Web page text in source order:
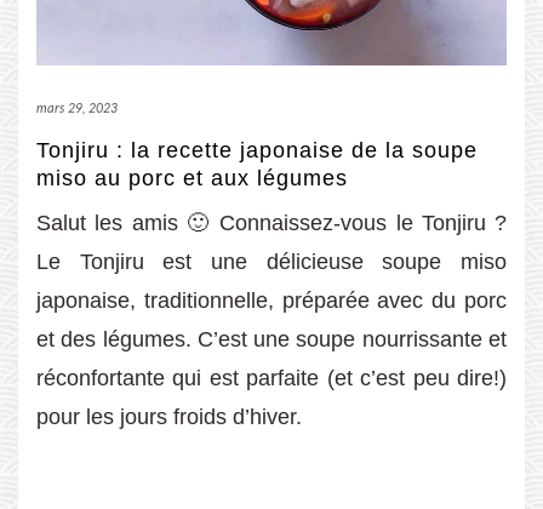
mars 29, 2023
Tonjiru : la recette japonaise de la soupe
miso au porc et aux légumes
Salut les amis 🙂 Connaissez-vous le Tonjiru ?
Le Tonjiru est une délicieuse soupe miso
japonaise, traditionnelle, préparée avec du porc
et des légumes. C’est une soupe nourrissante et
réconfortante qui est parfaite (et c’est peu dire!)
pour les jours froids d’hiver.